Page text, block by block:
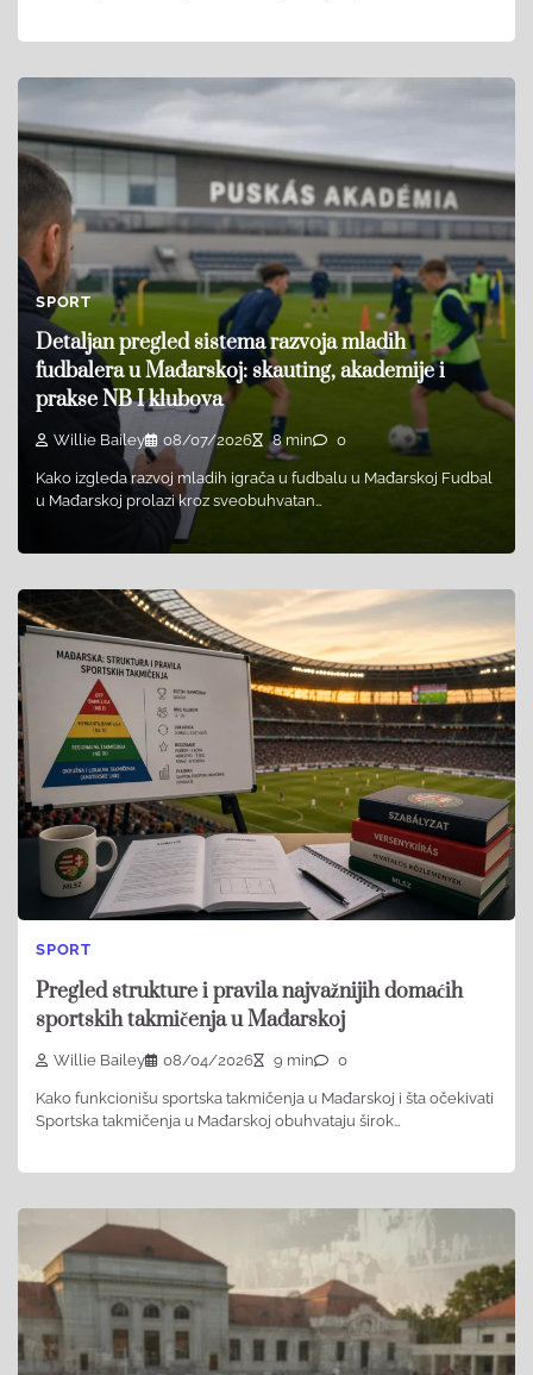
SPORT
Detaljan pregled sistema razvoja mladih
fudbalera u Mađarskoj: skauting, akademije i
prakse NB I klubova
Willie Bailey 08/07/2026 8 min 0
Kako izgleda razvoj mladih igrača u fudbalu u Mađarskoj Fudbal
u Mađarskoj prolazi kroz sveobuhvatan…
SPORT
Pregled strukture i pravila najvažnijih domaćih
sportskih takmičenja u Mađarskoj
Willie Bailey 08/04/2026 9 min 0
Kako funkcionišu sportska takmičenja u Mađarskoj i šta očekivati
Sportska takmičenja u Mađarskoj obuhvataju širok…